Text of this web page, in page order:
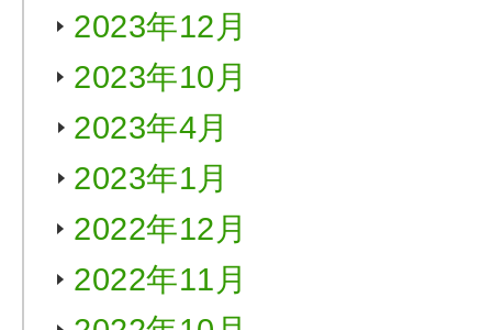
2023年12月
2023年10月
2023年4月
2023年1月
2022年12月
2022年11月